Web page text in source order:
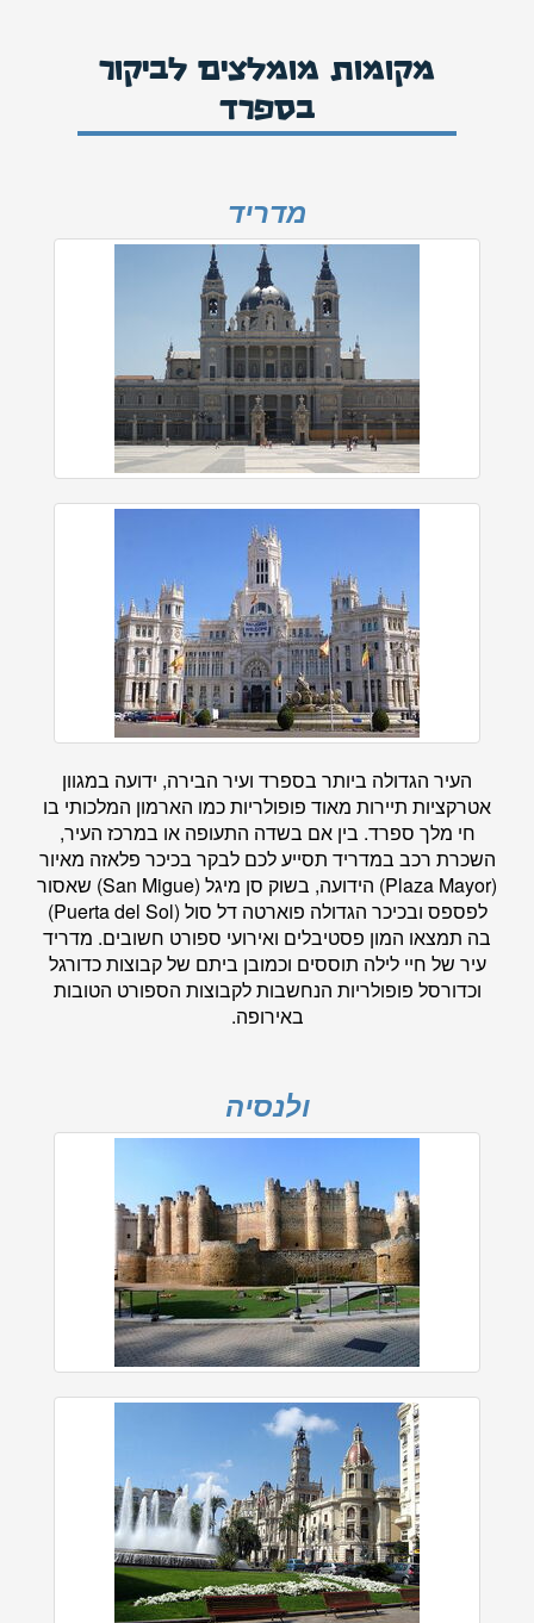
מקומות מומלצים לביקור
בספרד
מדריד
העיר הגדולה ביותר בספרד ועיר הבירה, ידועה במגוון
אטרקציות תיירות מאוד פופולריות כמו הארמון המלכותי בו
חי מלך ספרד. בין אם בשדה התעופה או במרכז העיר,
השכרת רכב במדריד תסייע לכם לבקר בכיכר פלאזה מאיור
(Plaza Mayor) הידועה, בשוק סן מיגל (San Migue) שאסור
לפספס ובכיכר הגדולה פוארטה דל סול (Puerta del Sol)
בה תמצאו המון פסטיבלים ואירועי ספורט חשובים. מדריד
עיר של חיי לילה תוססים וכמובן ביתם של קבוצות כדורגל
וכדורסל פופולריות הנחשבות לקבוצות הספורט הטובות
באירופה.
ולנסיה